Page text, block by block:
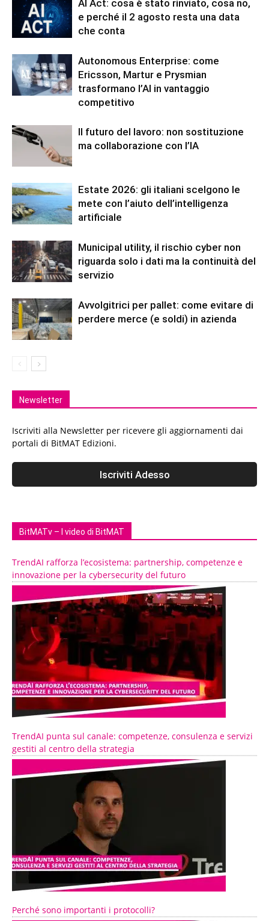
AI Act: cosa è stato rinviato, cosa no,
e perché il 2 agosto resta una data
che conta
Autonomous Enterprise: come
Ericsson, Martur e Prysmian
trasformano l’AI in vantaggio
competitivo
Il futuro del lavoro: non sostituzione
ma collaborazione con l’IA
Estate 2026: gli italiani scelgono le
mete con l’aiuto dell’intelligenza
artificiale
Municipal utility, il rischio cyber non
riguarda solo i dati ma la continuità del
servizio
Avvolgitrici per pallet: come evitare di
perdere merce (e soldi) in azienda
Newsletter
Iscriviti alla Newsletter per ricevere gli aggiornamenti dai
portali di BitMAT Edizioni.
BitMATv – I video di BitMAT
TrendAI rafforza l’ecosistema: partnership, competenze e
innovazione per la cybersecurity del futuro
TrendAI punta sul canale: competenze, consulenza e servizi
gestiti al centro della strategia
Perché sono importanti i protocolli?